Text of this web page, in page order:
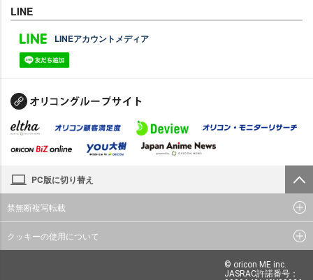
LINE
LINEアカウントメディア
PC版に切り替え
禁無断複写転載
クッキーの使用について
© oricon ME inc.
JASRAC許諾番号：